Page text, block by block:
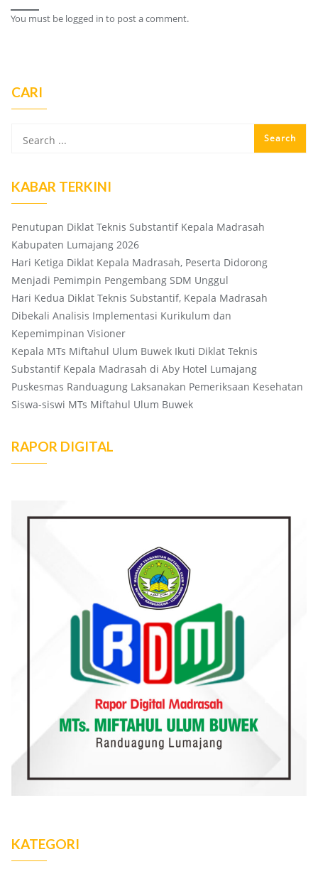
You must be logged in to post a comment.
CARI
KABAR TERKINI
Penutupan Diklat Teknis Substantif Kepala Madrasah
Kabupaten Lumajang 2026
Hari Ketiga Diklat Kepala Madrasah, Peserta Didorong
Menjadi Pemimpin Pengembang SDM Unggul
Hari Kedua Diklat Teknis Substantif, Kepala Madrasah
Dibekali Analisis Implementasi Kurikulum dan
Kepemimpinan Visioner
Kepala MTs Miftahul Ulum Buwek Ikuti Diklat Teknis
Substantif Kepala Madrasah di Aby Hotel Lumajang
Puskesmas Randuagung Laksanakan Pemeriksaan Kesehatan
Siswa-siswi MTs Miftahul Ulum Buwek
RAPOR DIGITAL
KATEGORI